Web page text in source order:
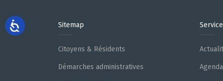
Sitemap
Citoyens & Résidents
Démarches administratives Agenda